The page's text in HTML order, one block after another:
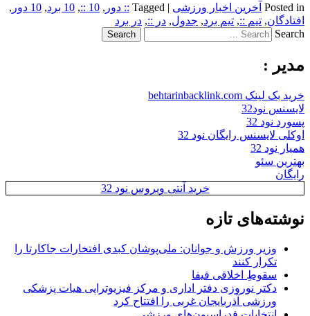
Posted in آخرین اخبار ورزشی |
Tagged :: دور ,
10 ::
, 10 برد , 10 دور
,
افتادگان, تیم ::, تیم برد, جدول, در ::, در برد
Search
مدیر :
خرید بک لینک behtarinbacklink.com
لایسنس نود32
پسورد نود 32
اوکلی لایسنس رایگان نود 32
همیار نود 32
بهترین سئو
رایگان
خرید آنتی ویروس نود 32
نوشته‌های تازه
وزیر ورزش و جوانان: ملی‌پوشان کبدی افتخارات جاکارتا را
تکرار کنند
سقوطِ اخلاقی فیفا
دکتر نوروزی دفتر اداری و مرکز فیزیوتراپی هیات پزشکی
ورزشی آذربایجان غربی را افتتاح کرد